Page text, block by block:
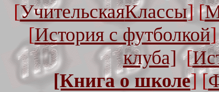
[УчительскаяКлассы] [
[История с футболкой
клуба][
[Книга о школе] [